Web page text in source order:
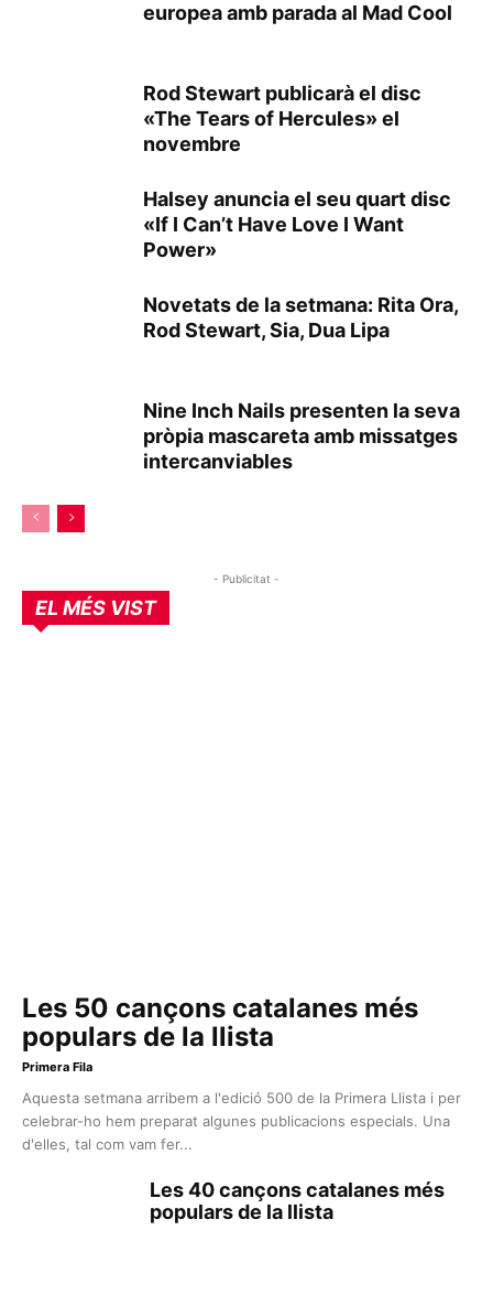
europea amb parada al Mad Cool
Rod Stewart publicarà el disc
«The Tears of Hercules» el
novembre
Halsey anuncia el seu quart disc
«If I Can’t Have Love I Want
Power»
Novetats de la setmana: Rita Ora,
Rod Stewart, Sia, Dua Lipa
Nine Inch Nails presenten la seva
pròpia mascareta amb missatges
intercanviables
- Publicitat -
EL MÉS VIST
Les 50 cançons catalanes més
populars de la llista
Primera Fila
Aquesta setmana arribem a l'edició 500 de la Primera Llista i per
celebrar-ho hem preparat algunes publicacions especials. Una
d'elles, tal com vam fer...
Les 40 cançons catalanes més
populars de la llista